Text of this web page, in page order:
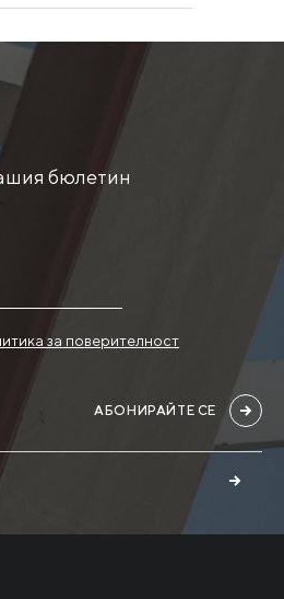
бюлетин
за поверителност
АБОНИРАЙТЕ СЕ